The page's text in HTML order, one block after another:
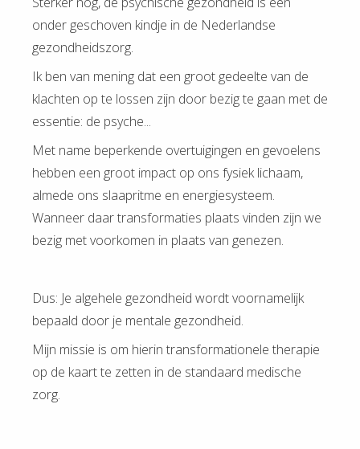
onder geschoven kindje in de Nederlandse
gezondheidszorg.
Ik ben van mening dat een groot gedeelte van de
klachten op te lossen zijn door bezig te gaan met de
essentie: de psyche...
Met name beperkende overtuigingen en gevoelens
hebben een groot impact op ons fysiek lichaam,
almede ons slaapritme en energiesysteem.
Wanneer daar transformaties plaats vinden zijn we
bezig met voorkomen in plaats van genezen.
Dus: Je algehele gezondheid wordt voornamelijk
bepaald door je mentale gezondheid.
Mijn missie is om hierin transformationele therapie
op de kaart te zetten in de standaard medische
zorg.